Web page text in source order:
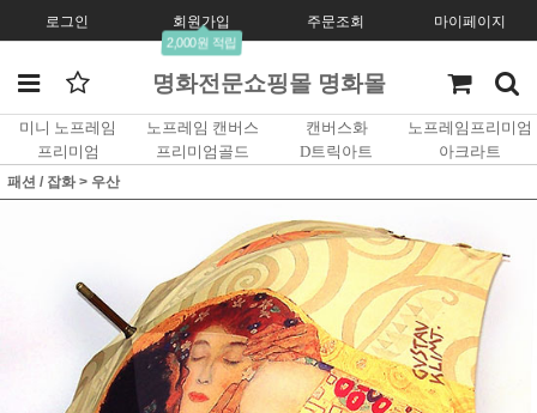
로그인 회원가입
2,000원 적립
주문조회 마이페이지
명화전문쇼핑몰 명화몰
미니 노프레임 노프레임 캔버스 캔버스화
노프레임프리미엄
프리미엄
프리미엄골드 D트릭아트 아크라트
패션 / 잡화> 우산